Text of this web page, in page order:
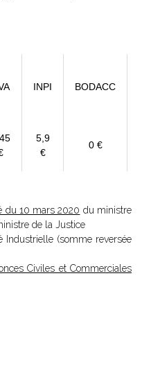
INPI BODACC
5,9
€
0 €
du 10 mars 2020 du ministre
de la Justice
Industrielle (somme reversée
Civiles et Commerciales